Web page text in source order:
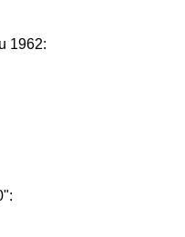
1962: